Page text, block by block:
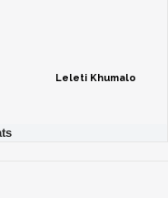
Leleti Khumalo